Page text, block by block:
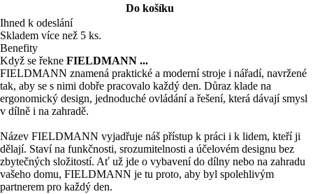
Do košíku
Ihned k odeslání
Skladem více než 5 ks.
Benefity
Když se řekne FIELDMANN ...
FIELDMANN znamená praktické a moderní stroje i nářadí, navržené
tak, aby se s nimi dobře pracovalo každý den. Důraz klade na
ergonomický design, jednoduché ovládání a řešení, která dávají smysl
v dílně i na zahradě.
Název FIELDMANN vyjadřuje náš přístup k práci i k lidem, kteří ji
dělají. Staví na funkčnosti, srozumitelnosti a účelovém designu bez
zbytečných složitostí. Ať už jde o vybavení do dílny nebo na zahradu
vašeho domu, FIELDMANN je tu proto, aby byl spolehlivým
partnerem pro každý den.